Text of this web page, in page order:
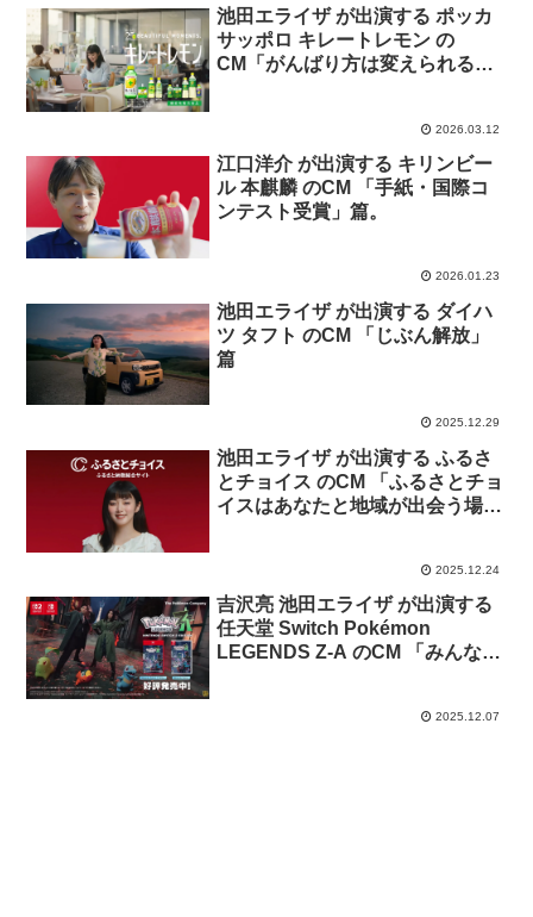
池田エライザ が出演する ポッカ
サッポロ キレートレモン の
CM「がんばり方は変えられる」
2026.03.12
江口洋介 が出演する キリンビー
ル 本麒麟 のCM 「手紙・国際コ
ンテスト受賞」篇。
2026.01.23
池田エライザ が出演する ダイハ
ツ タフト のCM 「じぶん解放」
篇
2025.12.29
池田エライザ が出演する ふるさ
とチョイス のCM 「ふるさとチョ
イスはあなたと地域が出会う場
の品選びに迷ったらチョイスAIに
相談」篇
2025.12.24
吉沢亮 池田エライザ が出演する
任天堂 Switch Pokémon
LEGENDS Z-A のCM 「みんなと
2025.12.07